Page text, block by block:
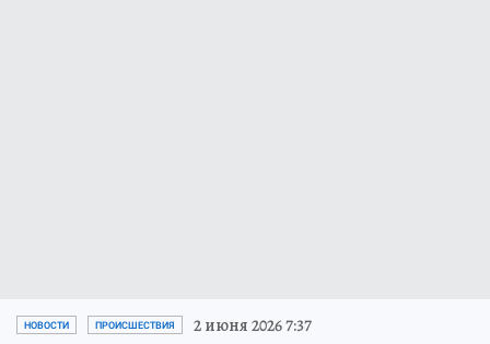
НОВОСТИ ПРОИСШЕСТВИЯ 2 июня 2026 7:37